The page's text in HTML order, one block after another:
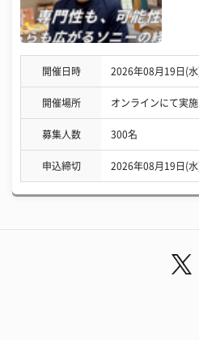
開催日時 2026年08月19日(
開催場所 オンラインにて実施
募集人数 300名
申込締切 2026年08月19日(